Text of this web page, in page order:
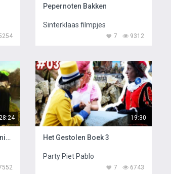
Pepernoten Bakken
Sinterklaas filmpjes
9312
7
Sinterklaas en de Valse Koningin
19:30
Het Gestolen Boek 3
Party Piet Pablo
6743
7